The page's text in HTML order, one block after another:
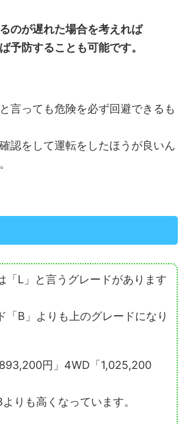
のが遅れた場合を考えれば
予防することも可能です。
言っても危険を必ず回避できるも
認をして運転をしたほうが良いん
「L」と言うグレードがあります
「B」よりも上のグレードになり
円」4WD「1,025,200
りも高くなっています。